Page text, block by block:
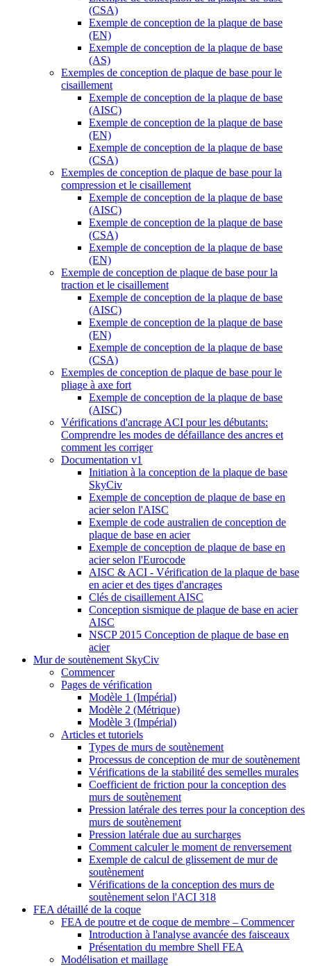
(CSA)
Exemple de conception de la plaque de base
(EN)
Exemple de conception de la plaque de base
(AS)
Exemples de conception de plaque de base pour le
cisaillement
Exemple de conception de la plaque de base
(AISC)
Exemple de conception de la plaque de base
(EN)
Exemple de conception de la plaque de base
(CSA)
Exemples de conception de plaque de base pour la
compression et le cisaillement
Exemple de conception de la plaque de base
(AISC)
Exemple de conception de la plaque de base
(CSA)
Exemple de conception de la plaque de base
(EN)
Exemple de conception de plaque de base pour la
traction et le cisaillement
Exemple de conception de la plaque de base
(AISC)
Exemple de conception de la plaque de base
(EN)
Exemple de conception de la plaque de base
(CSA)
Exemples de conception de plaque de base pour le
pliage à axe fort
Exemple de conception de la plaque de base
(AISC)
Vérifications d'ancrage ACI pour les débutants:
Comprendre les modes de défaillance des ancres et
comment les corriger
Documentation v1
Initiation à la conception de la plaque de base
SkyCiv
Exemple de conception de plaque de base en
acier selon l'AISC
Exemple de code australien de conception de
plaque de base en acier
Exemple de conception de plaque de base en
acier selon l'Eurocode
AISC & ACI - Vérification de la plaque de base
en acier et des tiges d'ancrages
Clés de cisaillement AISC
Conception sismique de plaque de base en acier
AISC
NSCP 2015 Conception de plaque de base en
acier
Mur de soutènement SkyCiv
Commencer
Pages de vérification
Modèle 1 (Impérial)
Modèle 2 (Métrique)
Modèle 3 (Impérial)
Articles et tutoriels
Types de murs de soutènement
Processus de conception de mur de soutènement
Vérifications de la stabilité des semelles murales
Coefficient de friction pour la conception des
murs de soutènement
Pression latérale des terres pour la conception des
murs de soutènement
Pression latérale due au surcharges
Comment calculer le moment de renversement
Exemple de calcul de glissement de mur de
soutènement
Vérifications de la conception des murs de
soutènement selon l'ACI 318
FEA détaillé de la coque
FEA de poutre et de coque de membre – Commencer
Introduction à l'analyse avancée des faisceaux
Présentation du membre Shell FEA
Modélisation et maillage